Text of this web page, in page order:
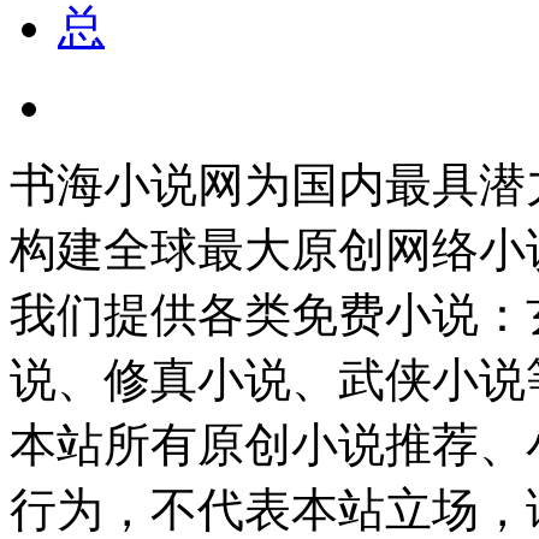
总
书海小说网为国内最具
构建全球最大原创网络小
我们提供各类免费小说
说、修真小说、武侠小
本站所有原创小说推荐
行为，不代表本站立场